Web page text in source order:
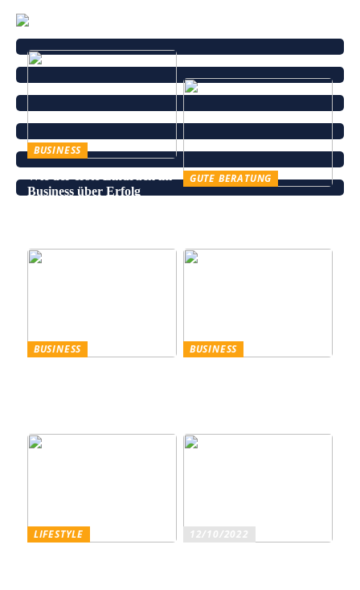
BUSINESS
Business über Erfolg
GUTE BERATUNG
BUSINESS
BUSINESS
LIFESTYLE
12/10/2022